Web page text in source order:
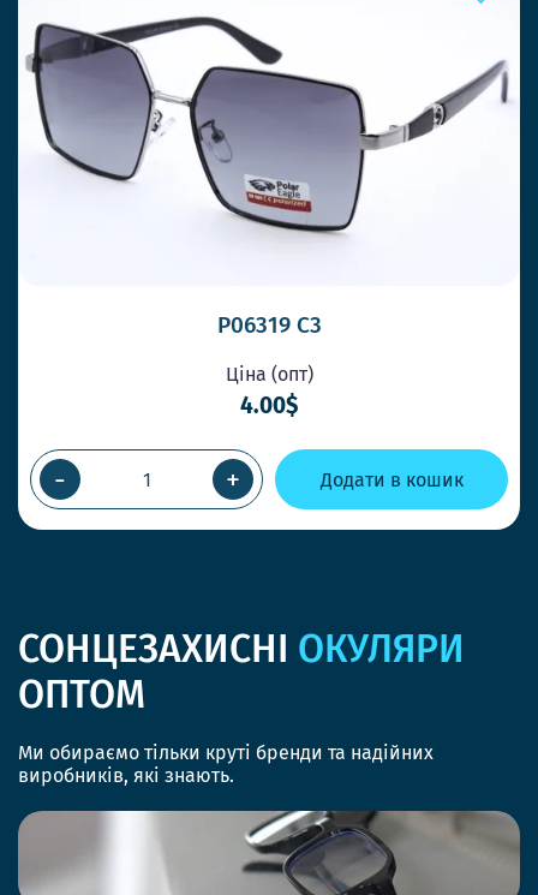
P06319 C3
Ціна (опт)
4.00$
- + Додати в кошик
СОНЦЕЗАХИСНІ ОКУЛЯРИ
ОПТОМ
Ми обираємо тільки круті бренди та надійних
виробників, які знають.